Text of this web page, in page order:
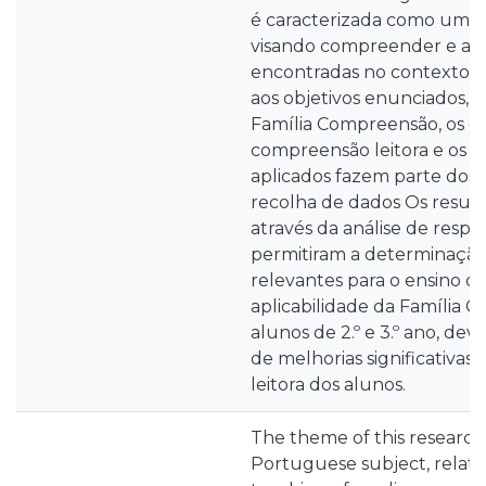
é caracterizada como uma
visando compreender e
encontradas no contexto.
aos objetivos enunciados,
Família Compreensão, os
compreensão leitora e os
aplicados fazem parte
recolha de dados Os
através da análise de
permitiram a
relevantes para o ensino
aplicabilidade da Família
alunos de 2.º e 3.º ano,
de melhorias significativas
leitora dos alunos.
The theme of this
Portuguese subject,